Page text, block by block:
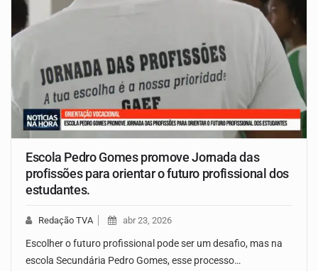
Escola Pedro Gomes promove Jornada das
profissões para orientar o futuro profissional dos
estudantes.
Redação TVA abr 23, 2026
Escolher o futuro profissional pode ser um desafio, mas na
escola Secundária Pedro Gomes, esse processo…